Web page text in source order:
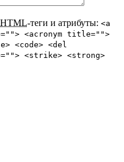
HTML-теги и атрибуты: <a
<acronym title="">
<code> <del
<strike> <strong>